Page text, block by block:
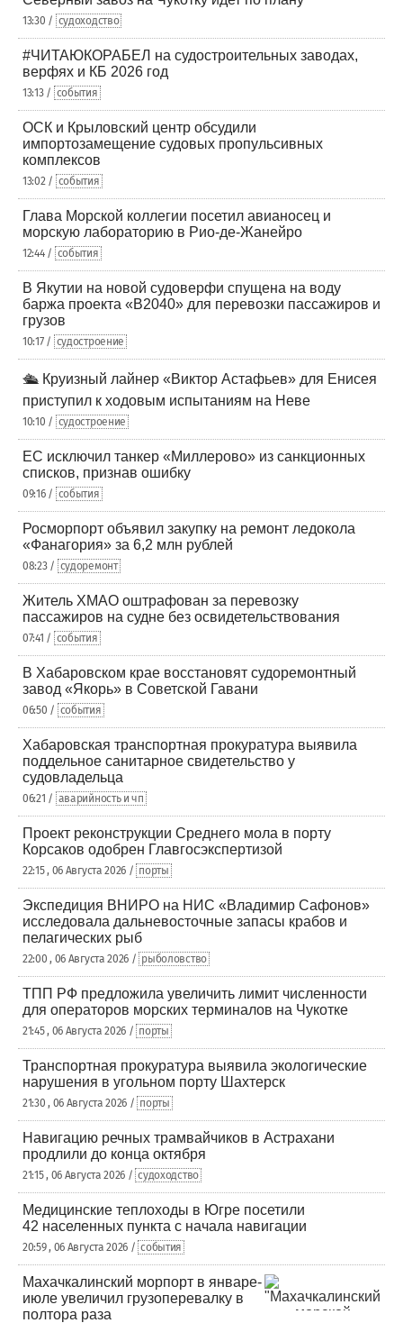
13:30 / судоходство
#ЧИТАЮКОРАБЕЛ на судостроительных заводах,
верфях и КБ 2026 год
13:13 / события
ОСК и Крыловский центр обсудили
импортозамещение судовых пропульсивных
комплексов
13:02 / события
Глава Морской коллегии посетил авианосец и
морскую лабораторию в Рио-де-Жанейро
12:44 / события
В Якутии на новой судоверфи спущена на воду
баржа проекта «В2040» для перевозки пассажиров и
грузов
10:17 / судостроение
🛳️ Круизный лайнер «Виктор Астафьев» для Енисея
приступил к ходовым испытаниям на Неве
10:10 / судостроение
ЕС исключил танкер «Миллерово» из санкционных
списков, признав ошибку
09:16 / события
Росморпорт объявил закупку на ремонт ледокола
«Фанагория» за 6,2 млн рублей
08:23 / судоремонт
Житель ХМАО оштрафован за перевозку
пассажиров на судне без освидетельствования
07:41 / события
В Хабаровском крае восстановят судоремонтный
завод «Якорь» в Советской Гавани
06:50 / события
Хабаровская транспортная прокуратура выявила
поддельное санитарное свидетельство у
судовладельца
06:21 / аварийность и чп
Проект реконструкции Среднего мола в порту
Корсаков одобрен Главгосэкспертизой
22:15 , 06 Августа 2026 / порты
Экспедиция ВНИРО на НИС «Владимир Сафонов»
исследовала дальневосточные запасы крабов и
пелагических рыб
22:00 , 06 Августа 2026 / рыболовство
ТПП РФ предложила увеличить лимит численности
для операторов морских терминалов на Чукотке
21:45 , 06 Августа 2026 / порты
Транспортная прокуратура выявила экологические
нарушения в угольном порту Шахтерск
21:30 , 06 Августа 2026 / порты
Навигацию речных трамвайчиков в Астрахани
продлили до конца октября
21:15 , 06 Августа 2026 / судоходство
Медицинские теплоходы в Югре посетили
42 населенных пункта с начала навигации
20:59 , 06 Августа 2026 / события
Махачкалинский морпорт в январе-
июле увеличил грузоперевалку в
полтора раза